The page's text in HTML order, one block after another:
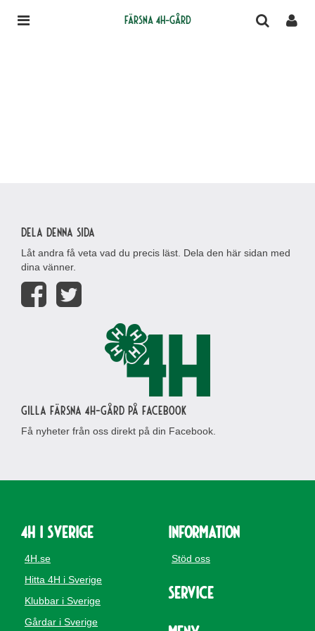
Färsna 4H-gård
Dela denna sida
Låt andra få veta vad du precis läst. Dela den här sidan med
dina vänner.
Gilla Färsna 4H-gård på Facebook
Få nyheter från oss direkt på din Facebook.
4H i Sverige
4H.se
Hitta 4H i Sverige
Klubbar i Sverige
Gårdar i Sverige
Information
Stöd oss
Service